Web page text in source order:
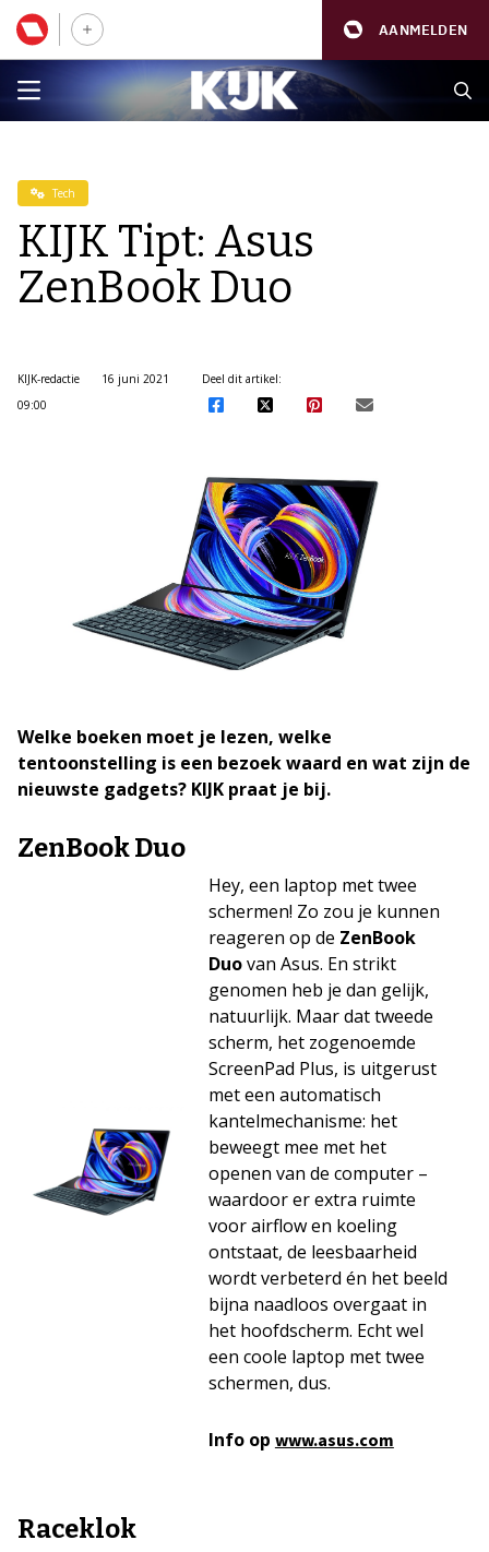
AANMELDEN
Tech
KIJK Tipt: Asus
ZenBook Duo
KIJK-redactie
16 juni 2021
09:00
Deel dit artikel:
Welke boeken moet je lezen, welke
tentoonstelling is een bezoek waard en wat zijn de
nieuwste gadgets? KIJK praat je bij.
ZenBook Duo
Hey, een laptop met twee
schermen! Zo zou je kunnen
reageren op de ZenBook
Duovan Asus. En strikt
genomen heb je dan gelijk,
natuurlijk. Maar dat tweede
scherm, het zogenoemde
ScreenPad Plus, is uitgerust
met een automatisch
kantelmechanisme: het
beweegt mee met het
openen van de computer –
waardoor er extra ruimte
voor airflow en koeling
ontstaat, de leesbaarheid
wordt verbeterd én het beeld
bijna naadloos overgaat in
het hoofdscherm. Echt wel
een coole laptop met twee
schermen, dus.
Info op www.asus.com
Raceklok